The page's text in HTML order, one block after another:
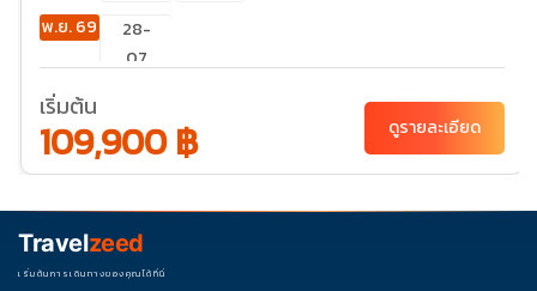
พ.ย. 69
28-
07
ธ.ค. 69
เริ่มต้น
109,900 ฿ ดูรายละเอียด
Travelzeed
เริ่มต้นการเดินทางของคุณได้ที่นี่